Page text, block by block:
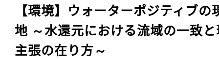
【環境】ウォーターポジティブの
地 ～水還元における流域の一致
主張の在り方～